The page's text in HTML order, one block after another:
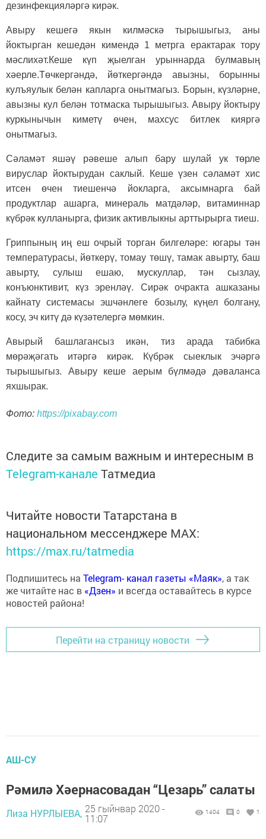
дезинфекцияләргә кирәк.
Авыру кешегә якын килмәскә тырышыгыз, аны
йоктырган кешедән кимендә 1 метрга ерактарак тору
мәслихәт.Кеше күп җыелган урыннарда булмавың
хәерле.Төчкергәндә, йөткергәндә авызны, борынны
кулъяулык белән капларга онытмагыз. Борын, күзләрне,
авызны кул белән тотмаска тырышыгыз. Авыру йоктыру
куркынычын киметү өчен, махсус битлек кияргә
онытмагыз.
Сәламәт яшәү рәвеше алып бару шулай ук төрле
вируслар йоктырудан саклый. Кеше үзен сәламәт хис
итсен өчен тиешенчә йокларга, аксымнарга бай
продуктлар ашарга, минераль матдәләр, витаминнар
күбрәк кулланырга, физик активлыкны арттырырга тиеш.
Гриппының иң еш очрый торган билгеләре: югары тән
температурасы, йөткерү, томау төшү, тамак авырту, баш
авырту, сулыш ешаю, мускуллар, тән сызлау,
конъюнктивит, күз эренләү. Сирәк очракта ашказаны
кайнату системасы эшчәнлеге бозылу, күңел болгану,
косу, эч китү дә күзәтелергә мөмкин.
Авырый башлагансыз икән, тиз арада табибка
мөрәҗәгать итәргә кирәк. Күбрәк сыеклык эчәргә
тырышыгыз. Авыру кеше аерым бүлмәдә дәваланса
яхшырак.
Фото: https://pixabay.com
Следите за самым важным и интересным в
Telegram-канале Татмедиа
Читайте новости Татарстана в
национальном мессенджере MАХ:
https://max.ru/tatmedia
Подпишитесь на Telegram- канал газеты «Маяк», а так
же читайте нас в «Дзен» и всегда оставайтесь в курсе
новостей района!
Перейти на страницу новости
АШ-СУ
Рәмилә Хәернасовадан “Цезарь” салаты
Лиза НУРЛЫЕВА, 25 гыйнвар 2020 -
11:07
1404 0 1